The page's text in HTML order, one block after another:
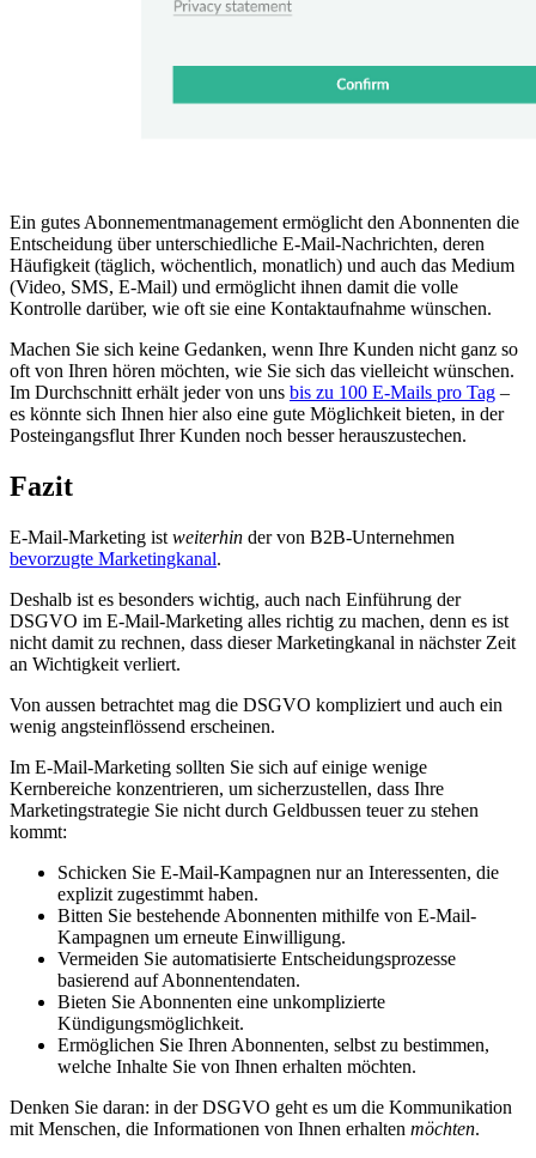
Ein gutes Abonnementmanagement ermöglicht den Abonnenten die
Entscheidung über unterschiedliche E-Mail-Nachrichten, deren
Häufigkeit (täglich, wöchentlich, monatlich) und auch das Medium
(Video, SMS, E-Mail) und ermöglicht ihnen damit die volle
Kontrolle darüber, wie oft sie eine Kontaktaufnahme wünschen.
Machen Sie sich keine Gedanken, wenn Ihre Kunden nicht ganz so
oft von Ihren hören möchten, wie Sie sich das vielleicht wünschen.
Im Durchschnitt erhält jeder von uns bis zu 100 E-Mails pro Tag –
es könnte sich Ihnen hier also eine gute Möglichkeit bieten, in der
Posteingangsflut Ihrer Kunden noch besser herauszustechen.
Fazit
E-Mail-Marketing ist weiterhin der von B2B-Unternehmen
bevorzugte Marketingkanal.
Deshalb ist es besonders wichtig, auch nach Einführung der
DSGVO im E-Mail-Marketing alles richtig zu machen, denn es ist
nicht damit zu rechnen, dass dieser Marketingkanal in nächster Zeit
an Wichtigkeit verliert.
Von aussen betrachtet mag die DSGVO kompliziert und auch ein
wenig angsteinflössend erscheinen.
Im E-Mail-Marketing sollten Sie sich auf einige wenige
Kernbereiche konzentrieren, um sicherzustellen, dass Ihre
Marketingstrategie Sie nicht durch Geldbussen teuer zu stehen
kommt:
Schicken Sie E-Mail-Kampagnen nur an Interessenten, die
explizit zugestimmt haben.
Bitten Sie bestehende Abonnenten mithilfe von E-Mail-
Kampagnen um erneute Einwilligung.
Vermeiden Sie automatisierte Entscheidungsprozesse
basierend auf Abonnentendaten.
Bieten Sie Abonnenten eine unkomplizierte
Kündigungsmöglichkeit.
Ermöglichen Sie Ihren Abonnenten, selbst zu bestimmen,
welche Inhalte Sie von Ihnen erhalten möchten.
Denken Sie daran: in der DSGVO geht es um die Kommunikation
mit Menschen, die Informationen von Ihnen erhalten möchten.